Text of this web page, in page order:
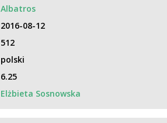
Albatros
2016-08-12
512
polski
6.25
Elżbieta Sosnowska